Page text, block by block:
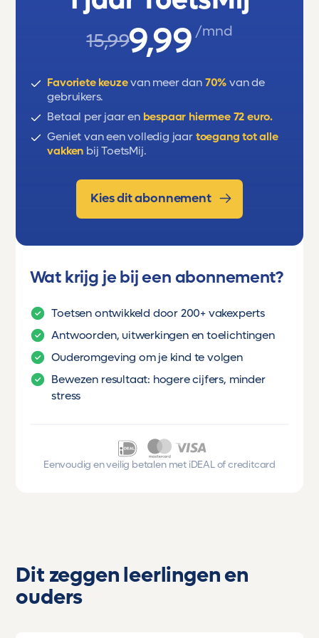
15,999,99 /mnd
Favoriete keuzevan meer dan 70% van de
gebruikers.
Betaal per jaar en bespaar hiermee 72 euro.
Geniet van een volledig jaar toegang tot alle
vakken bij ToetsMij.
Kies dit abonnement
Wat krijg je bij een abonnement?
Toetsen ontwikkeld door 200+ vakexperts
Antwoorden, uitwerkingen en toelichtingen
Ouderomgeving om je kind te volgen
Bewezen resultaat: hogere cijfers, minder
stress
Eenvoudig en veilig betalen met iDEAL of creditcard
Dit zeggen leerlingen en
ouders